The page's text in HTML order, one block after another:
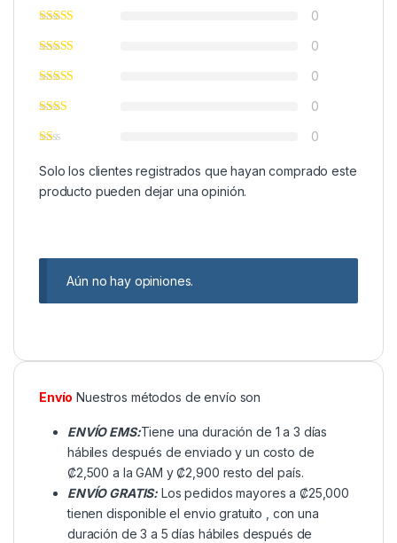
0
0
0
0
0
Solo los clientes registrados que hayan comprado este
producto pueden dejar una opinión.
Aún no hay opiniones.
Envío Nuestros métodos de envío son
ENVÍO EMS:Tiene una duración de 1 a 3 días
hábiles después de enviado y un costo de
₡2,500 a la GAM y ₡2,900 resto del país.
ENVÍO GRATIS: Los pedidos mayores a ₡25,000
tienen disponible el envio gratuito , con una
duración de 3 a 5 días hábiles después de